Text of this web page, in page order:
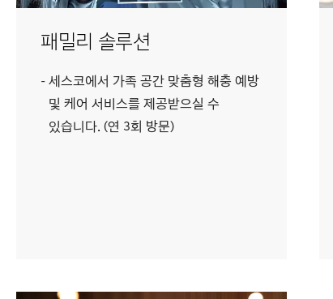
패밀리 솔루션
세스코에서 가족 공간 맞춤형 해충 예방
및 케어 서비스를 제공받으실 수
있습니다. (연 3회 방문)